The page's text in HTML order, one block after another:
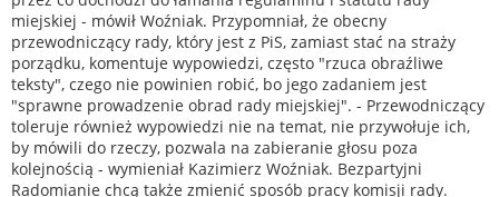
miejskiej - mówił Woźniak. Przypomniał, że obecny
przewodniczący rady, który jest z PiS, zamiast stać na straży
porządku, komentuje wypowiedzi, często "rzuca obraźliwe
teksty", czego nie powinien robić, bo jego zadaniem jest
"sprawne prowadzenie obrad rady miejskiej". - Przewodniczący
toleruje również wypowiedzi nie na temat, nie przywołuje ich,
by mówili do rzeczy, pozwala na zabieranie głosu poza
kolejnością - wymieniał Kazimierz Woźniak. Bezpartyjni
Radomianie chcą także zmienić sposób pracy komisji rady.